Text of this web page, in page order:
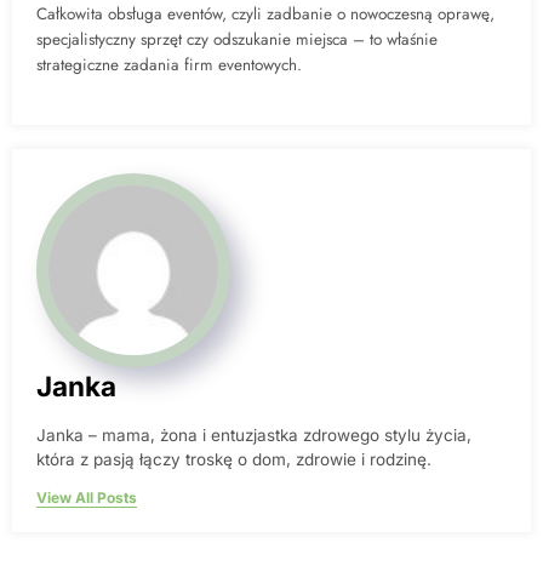
Całkowita obsługa eventów, czyli zadbanie o nowoczesną oprawę,
specjalistyczny sprzęt czy odszukanie miejsca – to właśnie
strategiczne zadania firm eventowych.
Janka
Janka – mama, żona i entuzjastka zdrowego stylu życia,
która z pasją łączy troskę o dom, zdrowie i rodzinę.
View All Posts